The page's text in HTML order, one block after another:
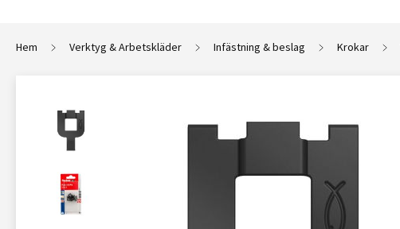
Hem Verktyg & Arbetskläder Infästning & beslag Krokar